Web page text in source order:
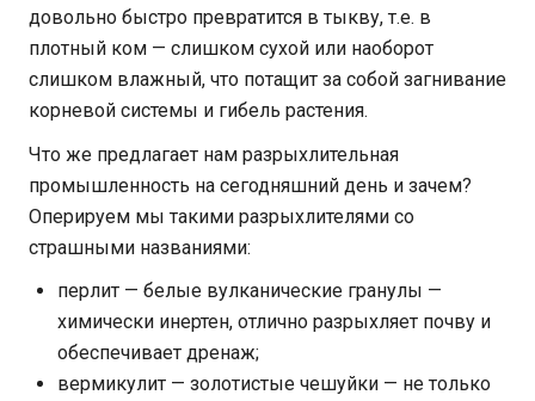
довольно быстро превратится в тыкву, т.е. в
плотный ком — слишком сухой или наоборот
слишком влажный, что потащит за собой загнивание
корневой системы и гибель растения.
Что же предлагает нам разрыхлительная
промышленность на сегодняшний день и зачем?
Оперируем мы такими разрыхлителями со
страшными названиями:
перлит — белые вулканические гранулы —
химически инертен, отлично разрыхляет почву и
обеспечивает дренаж;
вермикулит — золотистые чешуйки — не только